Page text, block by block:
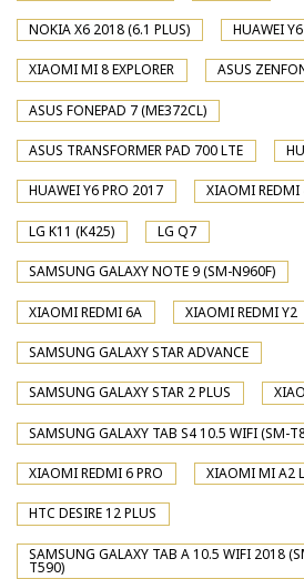
NOKIA X6 2018 (6.1 PLUS) HUAWEI
XIAOMI MI 8 EXPLORER ASUS
ASUS FONEPAD 7 (ME372CL)
ASUS TRANSFORMER PAD 700 LTE
HUAWEI Y6 PRO 2017 XIAOMI REDMI
LG K11 (K425) LG Q7
SAMSUNG GALAXY NOTE 9 (SM-N960F)
XIAOMI REDMI 6A XIAOMI REDMI Y2
SAMSUNG GALAXY STAR ADVANCE
SAMSUNG GALAXY STAR 2 PLUS
SAMSUNG GALAXY TAB S4 10.5 WIFI (SM-
XIAOMI REDMI 6 PRO XIAOMI MI A2
HTC DESIRE 12 PLUS
SAMSUNG GALAXY TAB A 10.5 WIFI 2018
T590)